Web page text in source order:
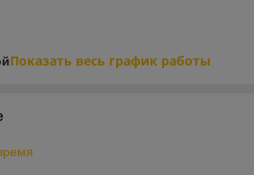
Показать весь график работы